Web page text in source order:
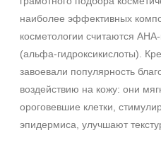
наиболее эффективных
косметологии считаются
(альфа‑гидроксикислоты).
завоевали популярность
воздействию на кожу: они
ороговевшие клетки,
эпидермиса, улучшают